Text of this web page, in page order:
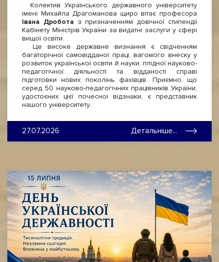
Колектив Українського державного університету
імені Михайла Драгоманова щиро вітає професора
Івана Дробота з призначенням довічної стипендії
Кабінету Міністрів України за видатні заслуги у сфері
вищої освіти.
Це високе державне визнання є свідченням
багаторічної самовідданої праці, вагомого внеску у
розвиток української освіти й науки, плідної науково-
педагогічної діяльності та відданості справі
підготовки нових поколінь фахівців. Приємно, що
серед 50 науково-педагогічних працівників України,
удостоєних цієї почесної відзнаки, є представник
нашого університету.
27.07.2026 Детальніше...